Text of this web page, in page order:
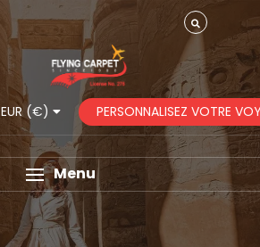
EUR (€) PERSONNALISEZ VOTRE
Menu